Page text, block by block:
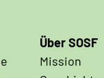
Über SOSF
Mission